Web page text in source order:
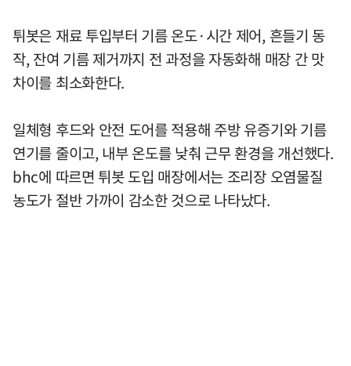
튀봇은 재료 투입부터 기름 온도·시간 제어, 흔들기 동
작, 잔여 기름 제거까지 전 과정을 자동화해 매장 간 맛
차이를 최소화한다.
일체형 후드와 안전 도어를 적용해 주방 유증기와 기름
연기를 줄이고, 내부 온도를 낮춰 근무 환경을 개선했다.
bhc에 따르면 튀봇 도입 매장에서는 조리장 오염물질
농도가 절반 가까이 감소한 것으로 나타났다.